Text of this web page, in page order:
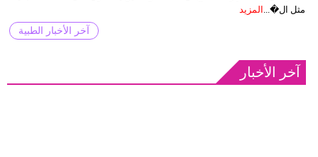
مثل ال�...
المزيد
آخر الأخبار الطبية
آخر الأخبار